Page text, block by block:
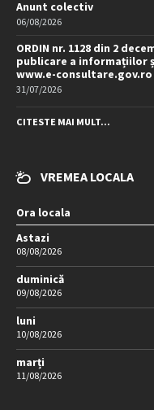
Anunt colectiv
06/08/2026
ORDIN nr. 1128 din 2
publicare a informațiilor
www.e-consultare.gov.ro
31/07/2026
CITESTE MAI MULT...
VREMEA LOCALA
Ora locala
Astazi
08/08/2026
duminică
09/08/2026
luni
10/08/2026
marți
11/08/2026